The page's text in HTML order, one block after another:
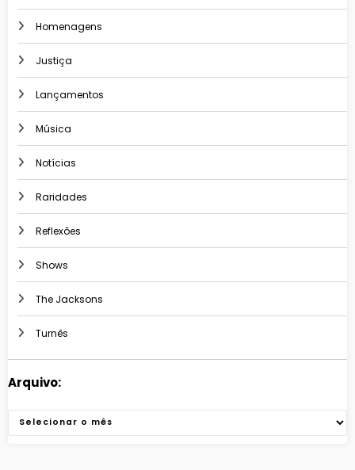
Homenagens
Justiça
Lançamentos
Música
Notícias
Raridades
Reflexões
Shows
The Jacksons
Turnês
Arquivo:
Arquivos